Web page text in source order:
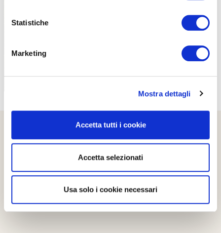
Statistiche
Marketing
Mostra dettagli
Accetta tutti i cookie
Accetta selezionati
Usa solo i cookie necessari